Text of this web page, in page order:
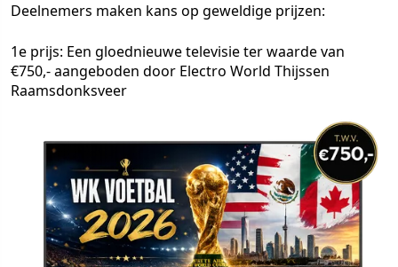
Deelnemers maken kans op geweldige prijzen:
1e prijs: Een gloednieuwe televisie ter waarde van
€750,- aangeboden door Electro World Thijssen
Raamsdonksveer